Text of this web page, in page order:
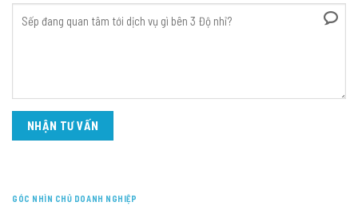
GÓC NHÌN CHỦ DOANH NGHIỆP